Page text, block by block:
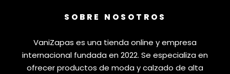
SOBRE NOSOTROS
VaniZapas es una tienda online y empresa
internacional fundada en 2022. Se especializa en
ofrecer productos de moda y calzado de alta